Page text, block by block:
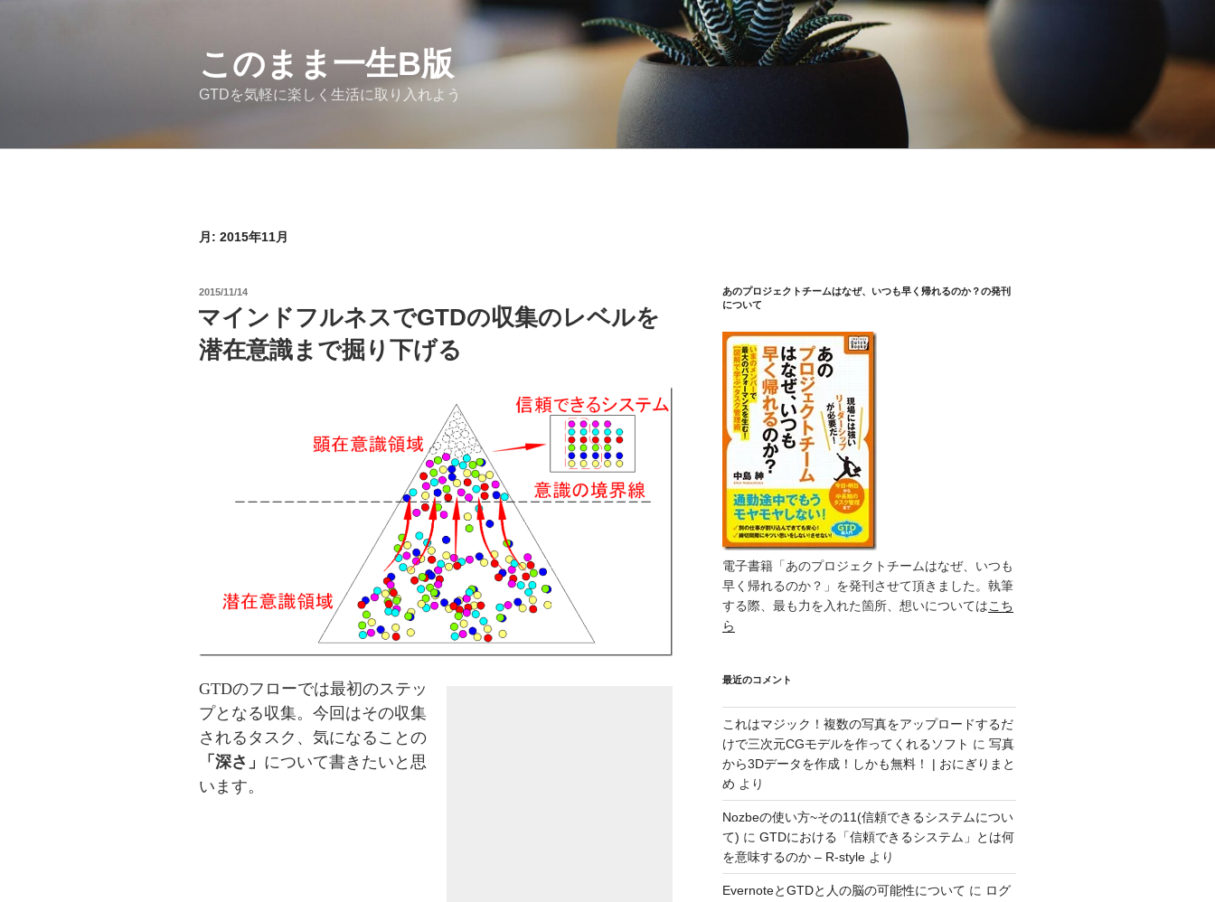
このまま一生Β版
GTDを気軽に楽しく生活に取り入れよう
月: 2015年11月
投
日:
2015/11/14
マインドフルネスでGTDの収集のレベルを
潜在意識まで掘り下げる
GTDのフローでは最初のステッ
プとなる収集。 今回はその収集
されるタスク、気になることの
「深さ」 について書きたいと思
います。
あのプロジェクトチームはなぜ、いつも早く帰れるのか？の発刊
について
電子書籍「あのプロジェクトチームはなぜ、いつも
早く帰れるのか？」を発刊させて頂きました。執筆
する際、最も力を入れた箇所、想いについてはこち
ら
最近のコメント
これはマジック！複数の写真をアップロードするだ
けで三次元CGモデルを作ってくれるソフト に 写真
から3Dデータを作成！しかも無料！ | おにぎりまと
め より
Nozbeの使い方~その11(信頼できるシステムについ
て) に GTDにおける「信頼できるシステム」とは何
を意味するのか – R-styleより
EvernoteとGTDと人の脳の可能性について に ログ